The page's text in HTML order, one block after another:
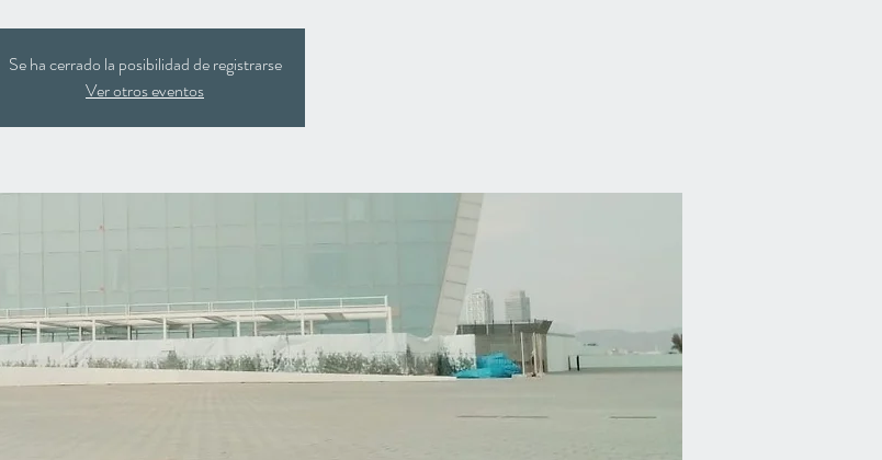
Se ha cerrado la posibilidad de registrarse
Ver otros eventos